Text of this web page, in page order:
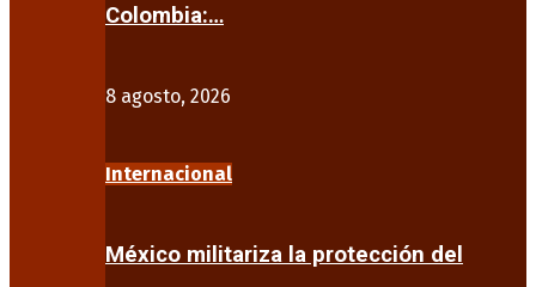
Colombia:…
8 agosto, 2026
Internacional
México militariza la protección del